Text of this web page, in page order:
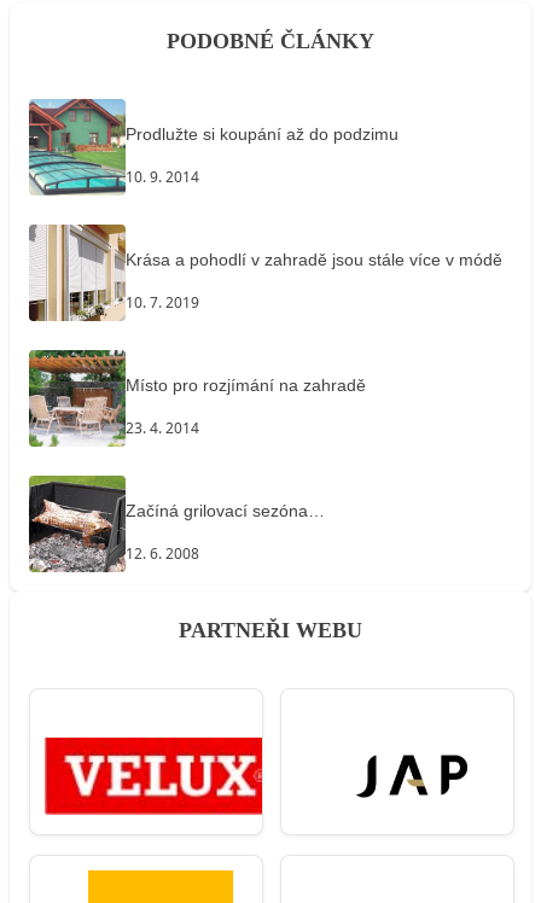
PODOBNÉ ČLÁNKY
Prodlužte si koupání až do podzimu
10. 9. 2014
Krása a pohodlí v zahradě jsou stále více v módě
10. 7. 2019
Místo pro rozjímání na zahradě
23. 4. 2014
Začíná grilovací sezóna…
12. 6. 2008
PARTNEŘI WEBU